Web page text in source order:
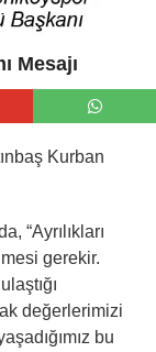
Mesajı
Kurban
“Ayrılıkları
gerekir.
değerlerimizi
bu